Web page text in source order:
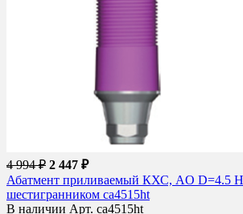
4 994 ₽ 2 447 ₽
Абатмент приливаемый КХС, AO D=4.5
шестигранником ca4515ht
В наличии Арт. ca4515ht